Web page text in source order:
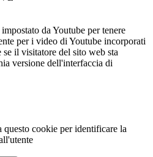
da Youtube per tenere
per i video di Youtube incorporati
il visitatore del sito web sta
versione dell'interfaccia di
questo cookie per identificare la